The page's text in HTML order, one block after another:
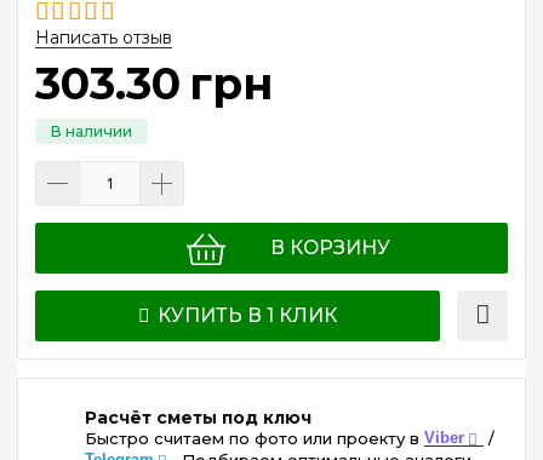
Написать отзыв
303.30 грн
В КОРЗИНУ
КУПИТЬ В 1 КЛИК
Расчёт сметы под ключ
Быстро считаем по фото или проекту в Viber /